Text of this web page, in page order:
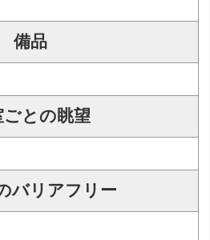
備品
ごとの眺望
バリアフリー